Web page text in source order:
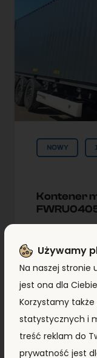
NOWY
Kontener
Typ:
7 990,00
Używamy
Na naszej stronie
jest ona dla
Korzystamy
statystycznych i
treść reklam do
prywatność jest